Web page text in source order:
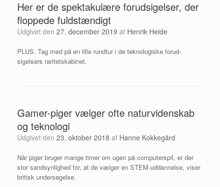
Her er de spektakulære forudsigelser, der
floppede fuldstændigt
Udgivet den 27. december 2019 af Henrik Heide
PLUS. Tag med på en lille rundtur i de teknologiske forud­
sigelsers raritetskabinet.
Gamer-piger vælger ofte naturvidenskab
og teknologi
Udgivet den 23. oktober 2018 af Hanne Kokkegård
Når piger bruger mange timer om ugen på computerspil, er der
stor sandsynlighed for, at de vælger en STEM-uddannelse, viser
britisk undersøgelse.